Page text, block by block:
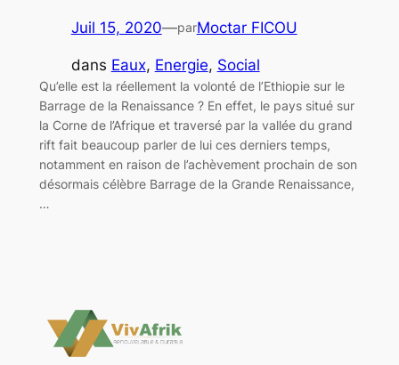
Juil 15, 2020—parMoctar FICOU
dans Eaux, Energie, Social
Qu’elle est la réellement la volonté de l’Ethiopie sur le
Barrage de la Renaissance ? En effet, le pays situé sur
la Corne de l’Afrique et traversé par la vallée du grand
rift fait beaucoup parler de lui ces derniers temps,
notamment en raison de l’achèvement prochain de son
désormais célèbre Barrage de la Grande Renaissance,
…